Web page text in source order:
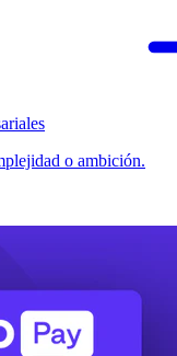
o ambición.